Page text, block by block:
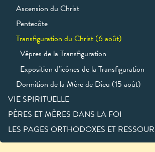
Ascension du Christ
Pentecôte
Transfiguration du Christ (6 août)
Vêpres de la Transfiguration
Exposition d'icônes de la Transfiguration
Dormition de la Mère de Dieu (15 août)
VIE SPIRITUELLE
PÈRES ET MÈRES DANS LA FOI
LES PAGES ORTHODOXES ET